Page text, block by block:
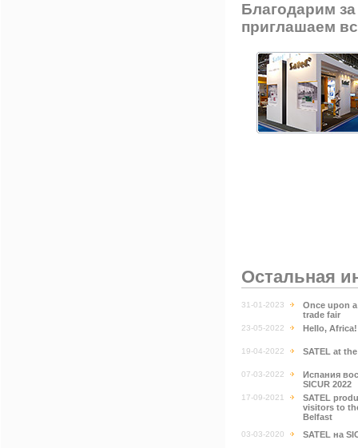
Благодарим
приглашаем
Остальная
31-01-2023
Once upon a
trade fair
23-05-2022 Hello,
19-04-2022 SATEL at
07-03-2022
Испания
SICUR 2022
17-09-2021
SATEL
visitors to
Belfast
03-03-2020 SATEL на